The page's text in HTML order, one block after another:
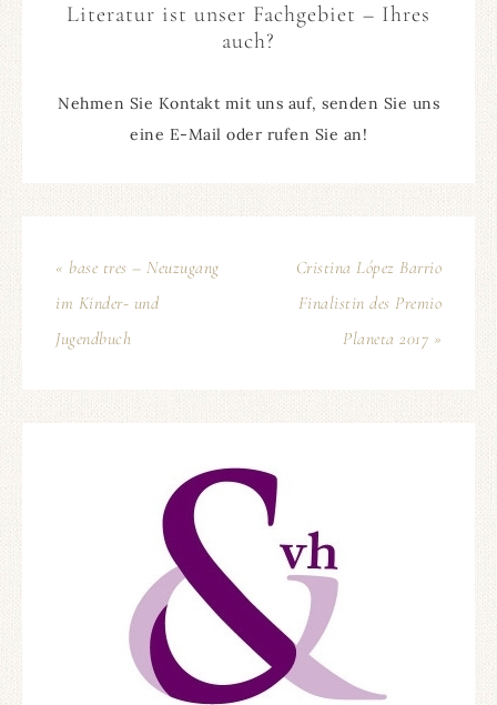
Literatur ist unser Fachgebiet – Ihres
auch?
Nehmen Sie Kontakt mit uns auf, senden Sie uns
eine E-Mail oder rufen Sie an!
« base tres – Neuzugang
im Kinder- und
Jugendbuch
Cristina López Barrio
Finalistin des Premio
Planeta 2017 »